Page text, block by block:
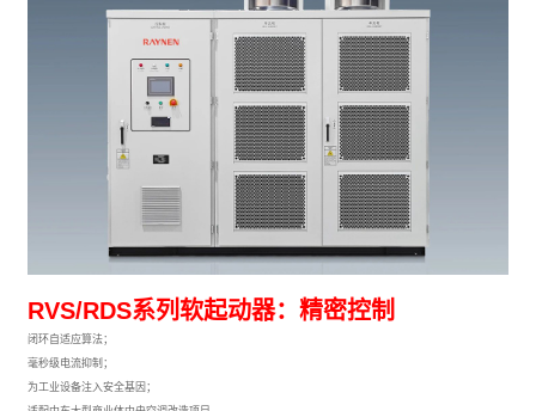
RVS/RDS系列软起动器：精密控制
闭环自适应算法；
毫秒级电流抑制；
为工业设备注入安全基因；